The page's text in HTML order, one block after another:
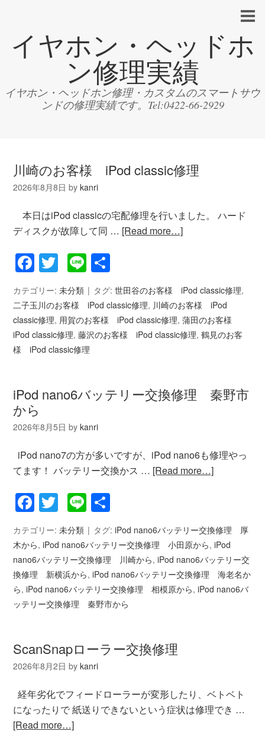
イヤホン・ヘッドホ
ン修理実績
イヤホン・ヘッドホン修理・カスタムのスマートサウ
ンドの修理実績です。Tel:0422-66-2929
川崎のお客様 iPod classic修理
2026年8月8日 bykanri
本日はiPod classicの宅配修理を行いました。 ハード
ディスクが故障して同 … [Read more…]
Facebook
Twitter
Line
有
カテゴリー:未分類 タグ:世田谷のお客様 iPod classic修理,
二子玉川のお客様 iPod classic修理, 川崎のお客様 iPod
classic修理, 用賀のお客様 iPod classic修理,蒲田のお客様
iPod classic修理,藤沢のお客様 iPod classic修理,鶴見のお客
様 iPod classic修理
iPod nano6バッテリー交換修理 秦野市
から
2026年8月5日 bykanri
iPod nano7の方が多いですが、iPod nano6も修理やっ
てます！ バッテリー交換かス … [Read more…]
Facebook
Twitter
Line
有
カテゴリー:未分類 タグ:iPod nano6バッテリー交換修理 厚
木から,iPod nano6バッテリー交換修理 小田原から,iPod
nano6バッテリー交換修理 川崎から,iPod nano6バッテリー交
換修理 新横浜から,iPod nano6バッテリー交換修理 海老名か
ら,iPod nano6バッテリー交換修理 相模原から,iPod nano6バ
ッテリー交換修理 秦野市から
ScanSnapローラー交換修理
2026年8月2日 bykanri
経年劣化でフィードローラーが変形したり、ベトベト
になったりで 紙送りできないという症状は修理でき …
[Read more…]